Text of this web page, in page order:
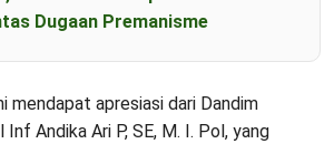
Dugaan Premanisme
mendapat apresiasi dari Dandim
Andika Ari P, SE, M. I. Pol, yang